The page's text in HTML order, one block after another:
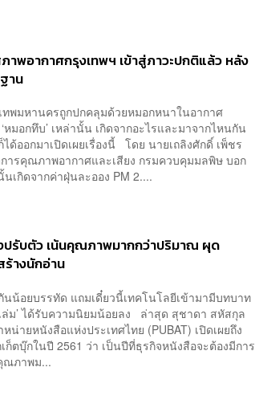
พอากาศกรุงเทพฯ เข้าสู่ภาวะปกติแล้ว หลัง
าน
พมหานครถูกปกคลุมด้วยหมอกหนาในอากาศ
มอกทึบ’ เหล่านั้น เกิดจากอะไรและมาจากไหนกัน
ออกมาเปิดเผยเรื่องนี้ โดย นายเถลิงศักดิ์ เพ็ชร
ารคุณภาพอากาศและเสียง กรมควบคุมมลพิษ บอก
เกิดจากค่าฝุ่นละออง PM 2....
ปรับตัว เน้นคุณภาพมากกว่าปริมาณ ผุด
างนักอ่าน
น้อยบรรทัด แถมเดี๋ยวนี้เทคโนโลยีเข้ามามีบทบาท
เล่ม’ ได้รับความนิยมน้อยลง ล่าสุด สุชาดา สหัสกุล
ายหนังสือแห่งประเทศไทย (PUBAT) เปิดเผยถึง
ตบุ๊กในปี 2561 ว่า เป็นปีที่ธุรกิจหนังสือจะต้องมีการ
ณภาพม...